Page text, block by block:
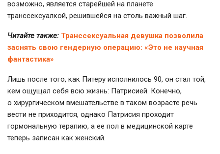
возможно, является старейшей на планете
транссексуалкой, решившейся на столь важный шаг.
Читайте также: Транссексуальная девушка позволила
заснять свою гендерную операцию: «Это не научная
фантастика»
Лишь после того, как Питеру исполнилось 90, он стал той,
кем ощущал себя всю жизнь: Патрисией. Конечно,
о хирургическом вмешательстве в таком возрасте речь
вести не приходится, однако Патрисия проходит
гормональную терапию, а ее пол в медицинской карте
теперь записан как женский.